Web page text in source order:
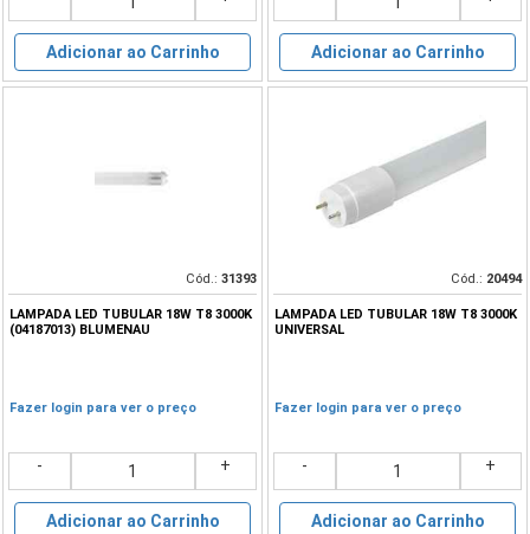
Adicionar ao Carrinho Adicionar ao Carrinho
Cód.: 31393
LAMPADA LED TUBULAR 18W T8 3000K
(04187013) BLUMENAU
Fazer login para ver o preço
- +
Adicionar ao Carrinho
Cód.: 20494
LAMPADA LED TUBULAR 18W T8 3000K
UNIVERSAL
Fazer login para ver o preço
- +
Adicionar ao Carrinho